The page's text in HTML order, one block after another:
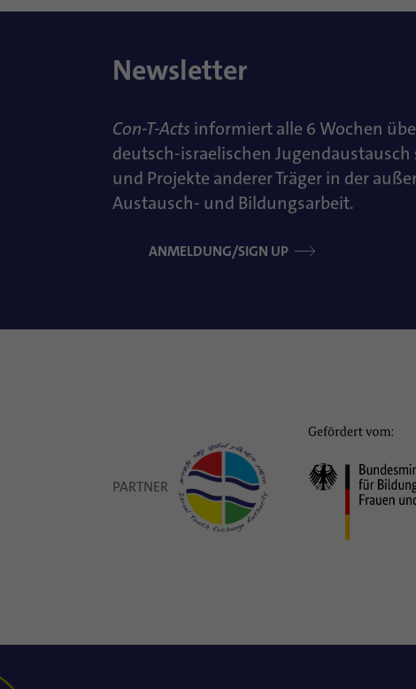
Newsletter
Con-T-Acts informiert alle 6 Wochen
deutsch-israelischen
und Projekte anderer Träger in der
Austausch- und Bildungsarbeit.
ANMELDUNG/SIGN UP
PARTNER